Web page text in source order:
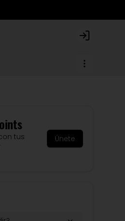
Login
tus
Únete